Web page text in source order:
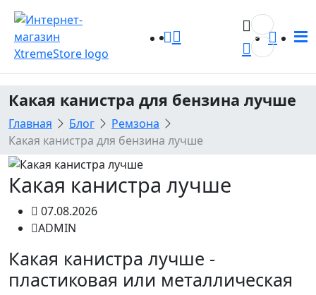
Какая канистра для бензина лучше
Главная Блог
Ремзона
Какая канистра для бензина лучше
Какая канистра лучше
07.08.2026
ADMIN
Какая канистра лучше -
пластиковая или металлическая